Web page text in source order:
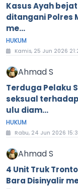
Kasus Ayah
ditangani Polres
me...
HUKUM
Kamis, 25 Jun 2026
Ahmad S
Terduga Pelaku
seksual
ulu diam...
HUKUM
Rabu, 24 Jun 2026
Ahmad S
4 Unit Truk
Bara Disinyalir